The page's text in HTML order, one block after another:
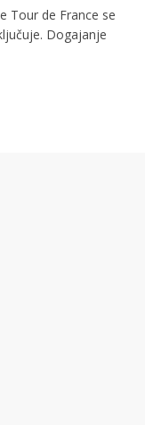
Tour de France se
Dogajanje